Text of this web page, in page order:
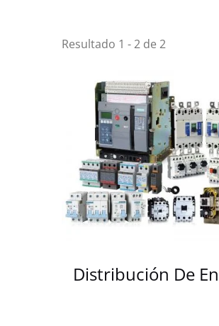
Resultado 1 - 2 de 2
Distribución De